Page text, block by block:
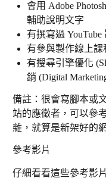
會用 Adobe
輔助說明文字
有撰寫過 YouTube
有參與製作線上課
有搜尋引擎優化
銷 (Digital
備註：很會寫腳本或
站的應徵者，可以參
雜，就算是新架好的
參考影片
仔細看看這些參考影